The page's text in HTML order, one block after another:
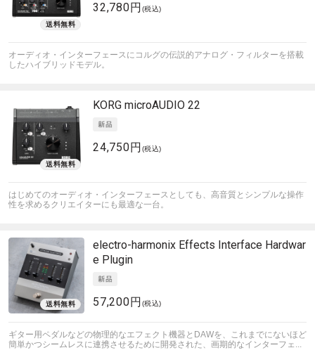
32,780円 (税込)
オーディオ・インターフェースにコルグの伝説的アナログ・フィルターを搭載
したハイブリッドモデル。
KORG microAUDIO 22
24,750円 (税込)
はじめてのオーディオ・インターフェースとしても、高音質とシンプルな操作
性を求めるクリエイターにも最適な一台。
electro-harmonix Effects Interface Hardwar
e Plugin
57,200円 (税込)
ギター用ペダルなどの物理的なエフェクト機器とDAWを、これまでにないほど
簡単かつシームレスに連携させるために開発された、画期的なインターフェ...